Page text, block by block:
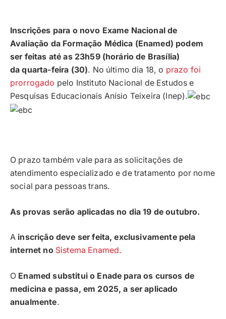
Inscrições para o novo Exame Nacional de
Avaliação da Formação Médica (Enamed) podem
ser feitas até as 23h59 (horário de Brasília)
da quarta-feira (30). No último dia 18, o prazo foi
prorrogado pelo Instituto Nacional de Estudos e
Pesquisas Educacionais Anísio Teixeira (Inep).
O prazo também vale para as solicitações de
atendimento especializado e de tratamento por nome
social para pessoas trans.
As provas serão aplicadas no dia 19 de outubro.
A inscrição deve ser feita, exclusivamente pela
internet no Sistema Enamed.
O Enamed substitui o Enade para os cursos de
medicina e passa, em 2025, a ser aplicado
anualmente.